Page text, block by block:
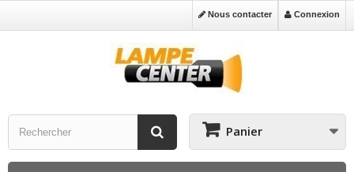
Connexion
Nous contacter
Panier